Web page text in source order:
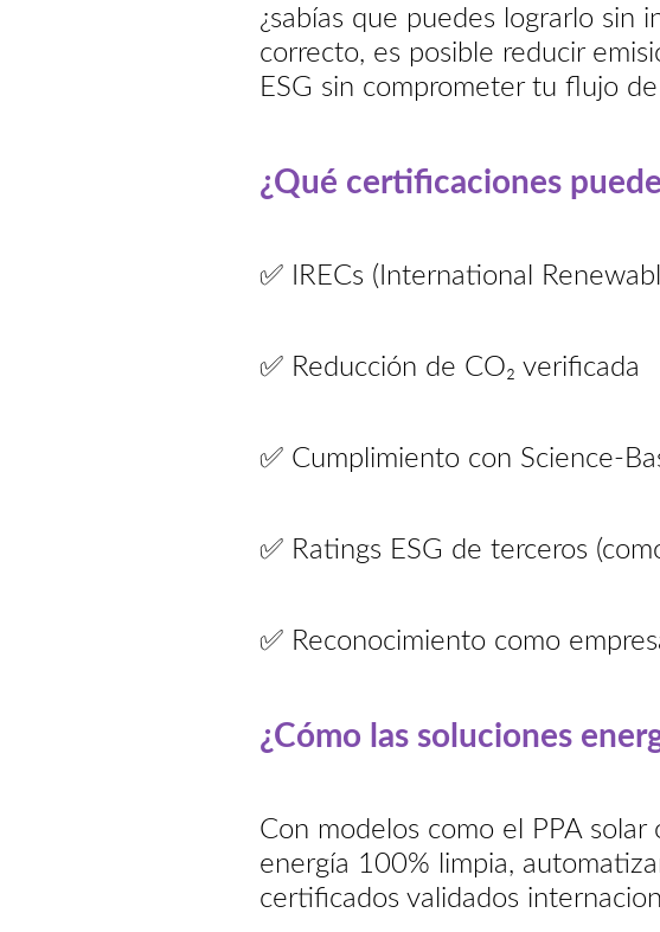
¿sabías que puedes lograrlo sin
correcto, es posible reducir
ESG sin comprometer tu flujo de
¿Qué certificaciones
✅ IRECs (International
✅ Reducción de CO₂ verificada
✅ Cumplimiento con Science-
✅ Ratings ESG de terceros
✅ Reconocimiento como
¿Cómo las soluciones
Con modelos como el PPA
energía 100% limpia,
certificados validados